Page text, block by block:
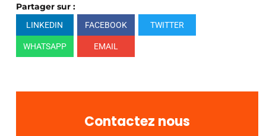
Partager sur :
LINKEDIN FACEBOOK TWITTER
WHATSAPP EMAIL
Contactez nous